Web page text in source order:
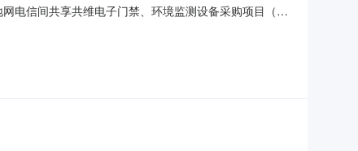
电信间共享共维电子门禁、环境监测设备采购项目（二
人基本情况中标候选人第1名：江苏申辰通信技术有